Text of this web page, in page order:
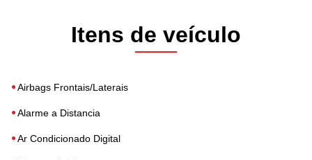
Itens de veículo
Airbags Frontais/Laterais
Alarme a Distancia
Ar Condicionado Digital